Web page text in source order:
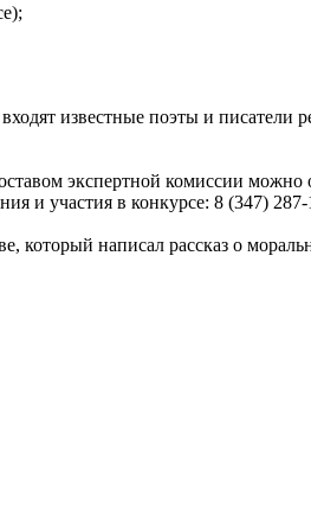
известные поэты и
экспертной комиссии
участия в конкурсе: 8 (347) 287-
который написал рассказ о